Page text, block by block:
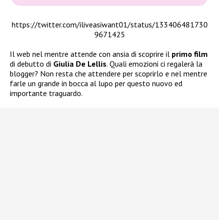
https://twitter.com/iliveasiwant01/status/133406481730
9671425
Il web nel mentre attende con ansia di scoprire il primo film
di debutto di Giulia De Lellis. Quali emozioni ci regalerà la
blogger? Non resta che attendere per scoprirlo e nel mentre
farle un grande in bocca al lupo per questo nuovo ed
importante traguardo.